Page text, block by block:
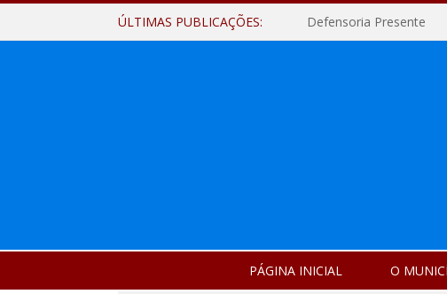
ÚLTIMAS PUBLICAÇÕES: Defensoria Presente
PÁGINA INICIAL O